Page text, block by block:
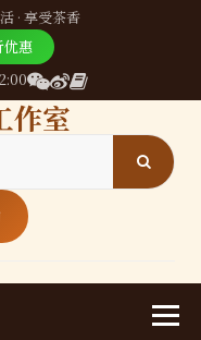
· 享受茶香
优惠
作室